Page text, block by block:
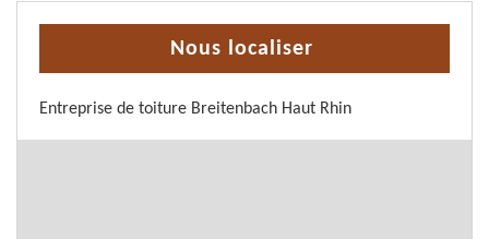
Nous localiser
Entreprise de toiture Breitenbach Haut Rhin